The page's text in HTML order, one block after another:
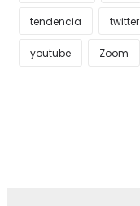
tendencia twitter
youtube Zoom